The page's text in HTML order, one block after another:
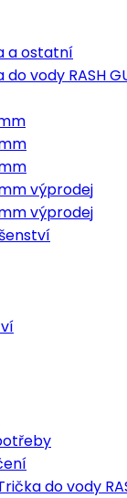
a ostatní
do vody RASH
výprodej
výprodej
do vody